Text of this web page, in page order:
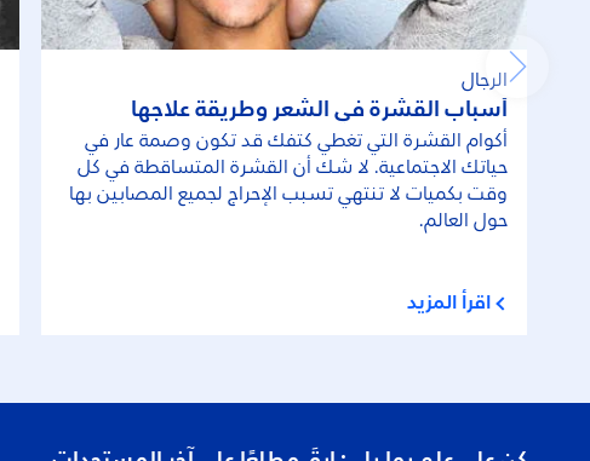
الرجال
أسباب القشرة في الشعر وطريقة علاجها
أكوام القشرة التي تغطي كتفك قد تكون وصمة عار في
حياتك الاجتماعية. لا شك أن القشرة المتساقطة في كل
وقت بكميات لا تنتهي تسبب الإحراج لجميع المصابين بها
حول العالم.
اقرأ المزيد